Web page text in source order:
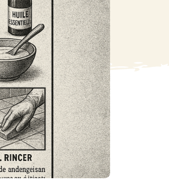
DIVERS
Spécial Covid
Automobile
Insecticide
Objet
Autre
> Voir tout
BAIN ET DOUCHE
Gel douche
Savon
Huile de bain
Pain moussant
Bombe de bain
Autre
> Voir tout
Spray corporel